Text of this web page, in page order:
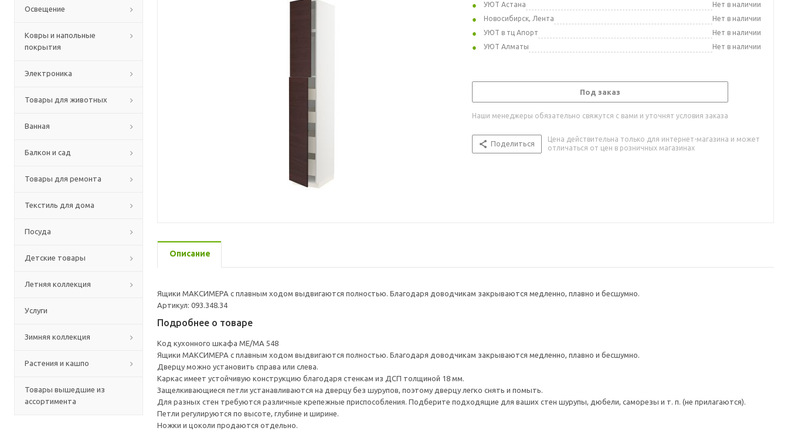
Освещение
Ковры и напольные
покрытия
Электроника
Товары для животных
Ванная
Балкон и сад
Товары для ремонта
Текстиль для дома
Посуда
Детские товары
Летняя коллекция
Услуги
Зимняя коллекция
Растения и кашпо
Товары вышедшие из
ассортимента
УЮТ Астана
Нет в наличии
Новосибирск, Лента
Нет в наличии
УЮТ в тц Апорт
Нет в наличии
УЮТ Алматы
Нет в наличии
Под заказ
Наши менеджеры обязательно свяжутся с вами и уточнят условия заказа
Поделиться
Цена действительна только для интернет-магазина и может
отличаться от цен в розничных магазинах
Описание
Ящики МАКСИМЕРА с плавным ходом выдвигаются полностью. Благодаря доводчикам закрываются медленно, плавно и бесшумно.
Артикул: 093.348.34
Подробнее о товаре
Код кухонного шкафа ME/MA 548
Ящики МАКСИМЕРА с плавным ходом выдвигаются полностью. Благодаря доводчикам закрываются медленно, плавно и бесшумно.
Дверцу можно установить справа или слева.
Каркас имеет устойчивую конструкцию благодаря стенкам из ДСП толщиной 18 мм.
Защелкивающиеся петли устанавливаются на дверцу без шурупов, поэтому дверцу легко снять и помыть.
Для разных стен требуются различные крепежные приспособления. Подберите подходящие для ваших стен шурупы, дюбели, саморезы и т. п. (не прилагаются).
Петли регулируются по высоте, глубине и ширине.
Ножки и цоколи продаются отдельно.